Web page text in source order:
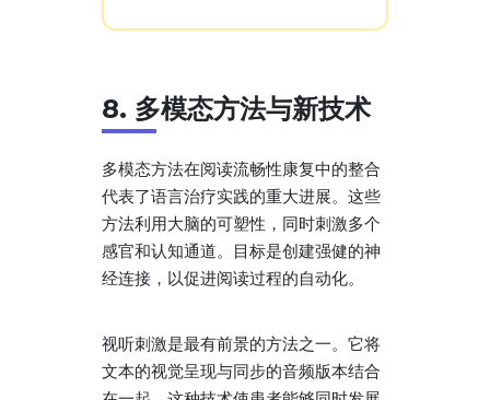
8. 多模态方法与新技术
多模态方法在阅读流畅性康复中的整合
代表了语言治疗实践的重大进展。这些
方法利用大脑的可塑性，同时刺激多个
感官和认知通道。目标是创建强健的神
经连接，以促进阅读过程的自动化。
视听刺激是最有前景的方法之一。它将
文本的视觉呈现与同步的音频版本结合